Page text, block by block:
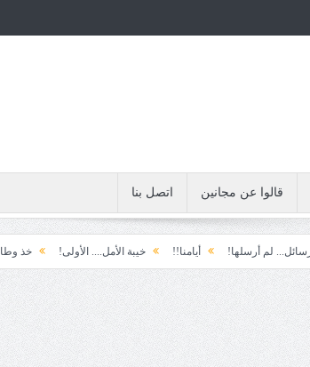
قالوا عن مجانين اتصل بنا
أرسلها! أيامنا!! خيبة الأمل.... الأولى! خذ وطالب